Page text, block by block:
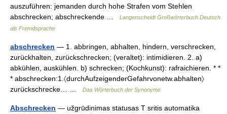
auszuführen: jemanden durch hohe Strafen vom Stehlen
abschrecken; abschreckende …
Langenscheidt Großwörterbuch Deutsch
als Fremdsprache
abschrecken — 1. abbringen, abhalten, hindern, verschrecken,
zurückhalten, zurückschrecken; (veraltet): intimidieren. 2. a)
abkühlen, auskühlen. b) schrecken; (Kochkunst): rafraichieren. * *
* abschrecken:1.〈durchAufzeigenderGefahrvonetw.abhalten〉
zurückschrecke… …
Das Wörterbuch der Synonyme
Abschrecken — užgrūdinimas statusas T sritis automatika